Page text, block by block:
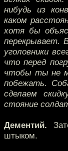
нибудь из
каком
хотя бы
перекрывает.
уголовники
что перед
чтобы ты не
побежать.
сделаем
стояние
Дементий.
штыком.